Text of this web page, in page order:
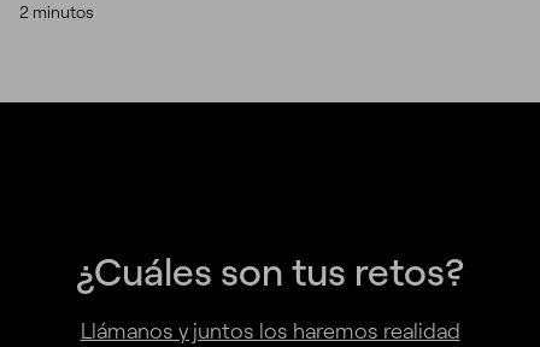
2 minutos
¿Cuáles son tus retos?
Llámanos y juntos los haremos realidad